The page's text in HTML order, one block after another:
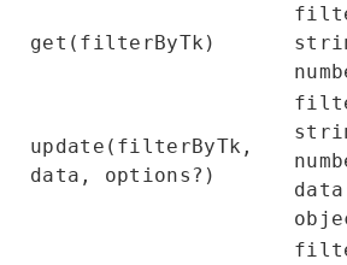
get(filterByTk)
update(filterByTk,
data, options?)